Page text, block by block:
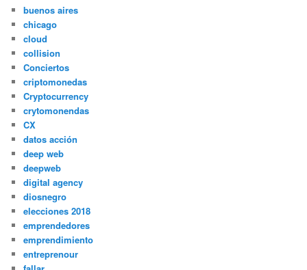
buenos aires
chicago
cloud
collision
Conciertos
criptomonedas
Cryptocurrency
crytomonendas
CX
datos acción
deep web
deepweb
digital agency
diosnegro
elecciones 2018
emprendedores
emprendimiento
entreprenour